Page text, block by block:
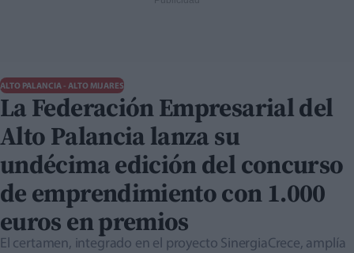
ALTO PALANCIA - ALTO MIJARES
La Federación Empresarial del
Alto Palancia lanza su
undécima edición del concurso
de emprendimiento con 1.000
euros en premios
El certamen, integrado en el proyecto SinergiaCrece, amplía